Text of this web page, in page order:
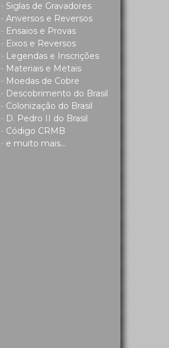
- Siglas de Gravadores
- Anversos e Reversos
- Ensaios e Provas
- Eixos e Reversos
- Legendas e Inscrições
- Materiais e Metais
- Moedas de Cobre
- Descobrimento do Brasil
- Colonização do Brasil
- D. Pedro II do Brasil
- Código CRMB
- e muito mais...